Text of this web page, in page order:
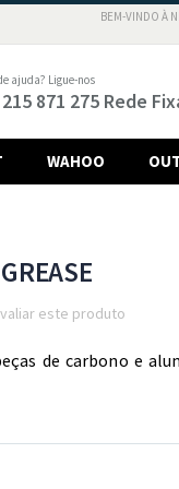
BEM-VINDO À
ajuda? Ligue-nos
871 275 Rede
WAHOO
este produto
de carbono e